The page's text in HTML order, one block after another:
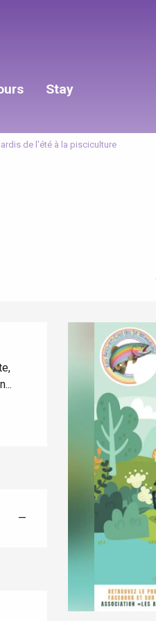
Stay
de l'été à la pisciculture
—